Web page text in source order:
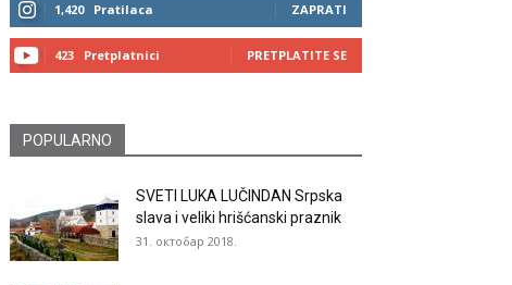
1,420 Pratilaca ZAPRATI
423 Pretplatnici PRETPLATITE SE
POPULARNO
SVETI LUKA LUČINDAN Srpska
slava i veliki hrišćanski praznik
31. октобар 2018.